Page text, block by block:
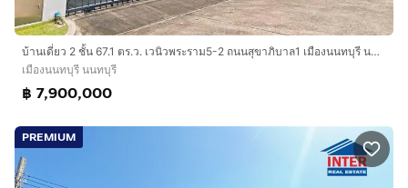
บ้านเดี่ยว 2 ชั้น 67.1 ตร.ว. เวนิวพระราม5-2 ถนนสุขาภิบาล1 เมืองนนทบุรี นนทบุรี
เมืองนนทบุรี นนทบุรี
฿ 7,900,000
PREMIUM